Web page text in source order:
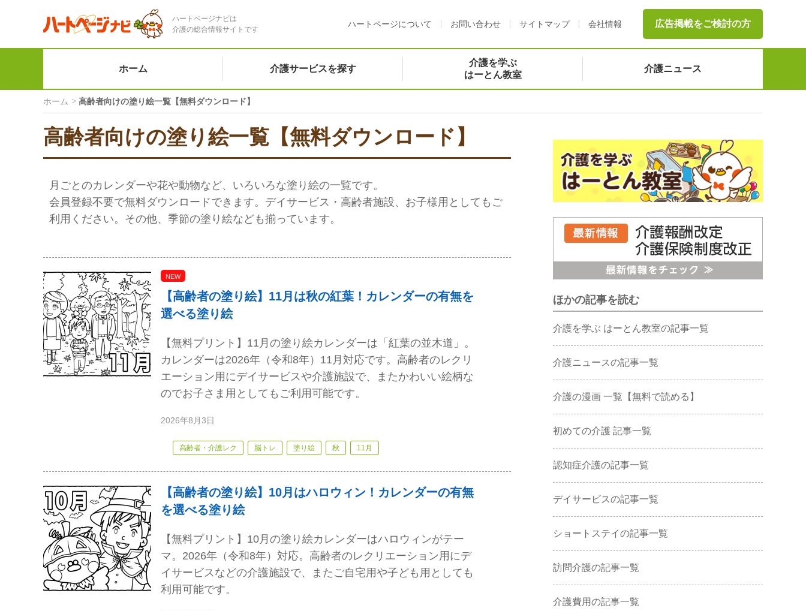
ハートページナビは
介護の総合情報サイトです
ハートページについて お問い合わせ サイトマップ 会社情報 広告掲載をご検討の方
ホーム 介護サービスを探す
介護を学ぶ
はーとん教室
介護ニュース
ホーム 高齢者向けの塗り絵一覧【無料ダウンロード】
高齢者向けの塗り絵一覧【無料ダウンロード】
月ごとのカレンダーや花や動物など、いろいろな塗り絵の一覧です。
会員登録不要で無料ダウンロードできます。デイサービス・高齢者施設、お子様用としてもご
利用ください。その他、季節の塗り絵なども揃っています。
NEW
【高齢者の塗り絵】11月は秋の紅葉！カレンダーの有無を
選べる塗り絵
【無料プリント】11月の塗り絵カレンダーは「紅葉の並木道」。
カレンダーは2026年（令和8年）11月対応です。高齢者のレクリ
エーション用にデイサービスや介護施設で、またかわいい絵柄な
のでお子さま用としてもご利用可能です。
2026年8月3日
高齢者・介護レク 脳トレ 塗り絵 秋 11月
【高齢者の塗り絵】10月はハロウィン！カレンダーの有無
を選べる塗り絵
【無料プリント】10月の塗り絵カレンダーはハロウィンがテー
マ。2026年（令和8年）対応。高齢者のレクリエーション用にデ
イサービスなどの介護施設で、またご自宅用や子ども用としても
利用可能です。
ほかの記事を読む
介護を学ぶ はーとん教室の記事一覧
介護ニュースの記事一覧
介護の漫画 一覧【無料で読める】
初めての介護 記事一覧
認知症介護の記事一覧
デイサービスの記事一覧
ショートステイの記事一覧
訪問介護の記事一覧
介護費用の記事一覧